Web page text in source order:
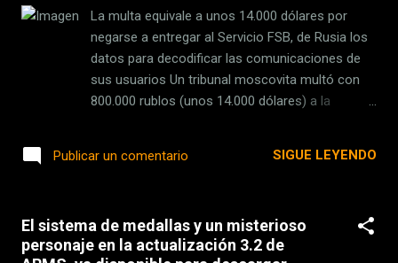
anunciado su llegada a otros dispositivos
inteligentes como los televisores , y han
empezado a abrir una SDK que en los
próximos meses debería ser liberada para
todo el mundo.. Bixby por fin te entiende un
es su capacidad para interactuar con las
puedas hacer con e...
La multa equivale a unos 14.000 dólares por
negarse a entregar al Servicio FSB, de Rusia los
datos para decodificar las comunicaciones de
sus usuarios Un tribunal moscovita multó con
800.000 rublos (unos 14.000 dólares) a la
Seguridad (FSB, antiguo KGB) de Rusia los datos
tras ser de declarada culpable de infracción
administrativa por incumplir la ley que la obliga a
Publicar un comentario SIGUE LEYENDO
El sistema de medallas y un misterioso
personaje en la actualización 3.2 de